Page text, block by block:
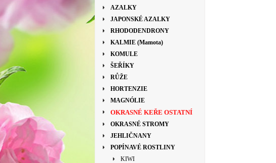
AZALKY
JAPONSKÉ AZALKY
RHODODENDRONY
KALMIE (Mamota)
KOMULE
ŠEŘÍKY
RŮŽE
HORTENZIE
MAGNÓLIE
OKRASNÉ KEŘE OSTATNÍ
OKRASNÉ STROMY
JEHLIČNANY
POPÍNAVÉ ROSTLINY
KIWI